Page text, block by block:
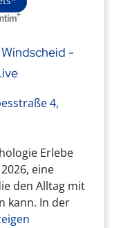
-
4,
Erlebe
eine
den Alltag mit
kann. In der